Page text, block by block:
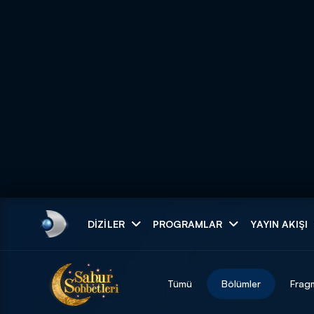
DIZILER PROGRAMLAR YAYIN AKIŞI
ARAMA SONUÇLARI
Tümü Bölümler